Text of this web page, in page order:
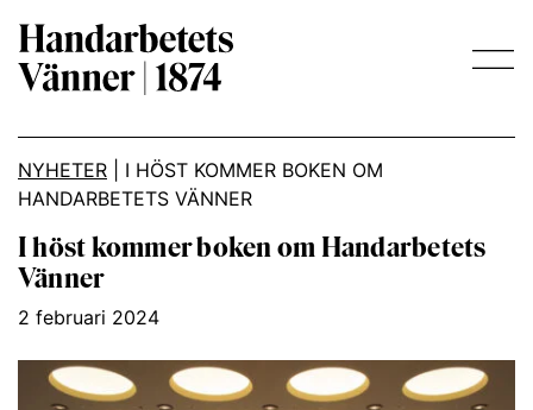
Main Navigation
NYHETER
I HÖST KOMMER BOKEN OM
HANDARBETETS VÄNNER
I höst kommer boken om Handarbetets
Vänner
2 februari 2024